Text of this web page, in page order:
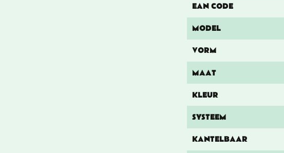
EAN CODE
MODEL
VORM
MAAT
KLEUR
SYSTEEM
KANTELBAAR